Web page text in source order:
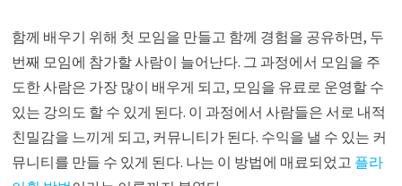
함께 배우기 위해 첫 모임을 만들고 함께 경험을 공유하면, 두
번째 모임에 참가할 사람이 늘어난다. 그 과정에서 모임을 주
도한 사람은 가장 많이 배우게 되고, 모임을 유료로 운영할 수
있는 강의도 할 수 있게 된다. 이 과정에서 사람들은 서로 내적
친밀감을 느끼게 되고, 커뮤니티가 된다. 수익을 낼 수 있는 커
뮤니티를 만들 수 있게 된다. 나는 이 방법에 매료되었고 플라